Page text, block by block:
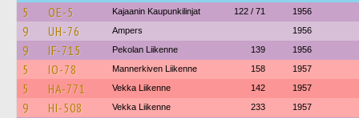
5 OE-5 Kajaanin Kaupunkilinjat 122 / 71 1956
9 UH-76 Ampers 1956
9 IF-715 Pekolan Liikenne 139 1956
5 IO-78 Mannerkiven Liikenne 158 1957
5 HA-771 Vekka Liikenne 142 1957
9 HI-508 Vekka Liikenne 233 1957